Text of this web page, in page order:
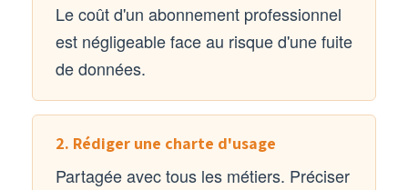
Le coût d'un abonnement professionnel
est négligeable face au risque d'une fuite
de données.
2. Rédiger une charte d'usage
Partagée avec tous les métiers. Préciser